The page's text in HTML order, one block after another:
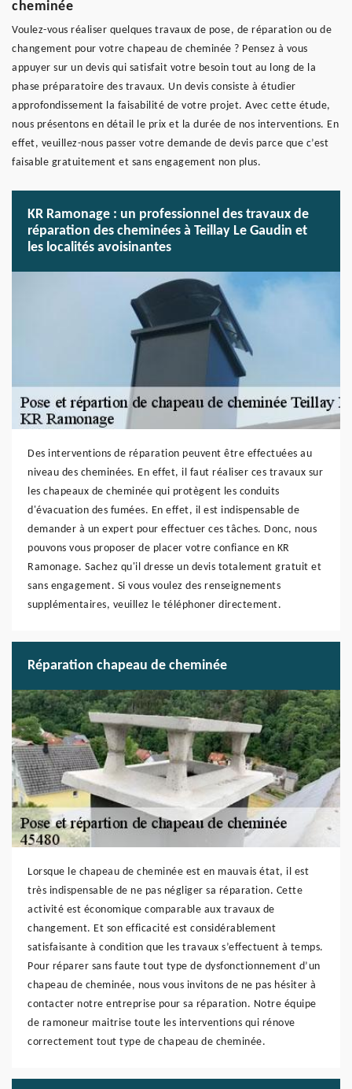
cheminée
Voulez-vous réaliser quelques travaux de pose, de réparation ou de
changement pour votre chapeau de cheminée ? Pensez à vous
appuyer sur un devis qui satisfait votre besoin tout au long de la
phase préparatoire des travaux. Un devis consiste à étudier
approfondissement la faisabilité de votre projet. Avec cette étude,
nous présentons en détail le prix et la durée de nos interventions. En
effet, veuillez-nous passer votre demande de devis parce que c’est
faisable gratuitement et sans engagement non plus.
KR Ramonage : un professionnel des travaux de
réparation des cheminées à Teillay Le Gaudin et
les localités avoisinantes
Des interventions de réparation peuvent être effectuées au
niveau des cheminées. En effet, il faut réaliser ces travaux sur
les chapeaux de cheminée qui protègent les conduits
d'évacuation des fumées. En effet, il est indispensable de
demander à un expert pour effectuer ces tâches. Donc, nous
pouvons vous proposer de placer votre confiance en KR
Ramonage. Sachez qu'il dresse un devis totalement gratuit et
sans engagement. Si vous voulez des renseignements
supplémentaires, veuillez le téléphoner directement.
Réparation chapeau de cheminée
Lorsque le chapeau de cheminée est en mauvais état, il est
très indispensable de ne pas négliger sa réparation. Cette
activité est économique comparable aux travaux de
changement. Et son efficacité est considérablement
satisfaisante à condition que les travaux s’effectuent à temps.
Pour réparer sans faute tout type de dysfonctionnement d’un
chapeau de cheminée, nous vous invitons de ne pas hésiter à
contacter notre entreprise pour sa réparation. Notre équipe
de ramoneur maitrise toute les interventions qui rénove
correctement tout type de chapeau de cheminée.